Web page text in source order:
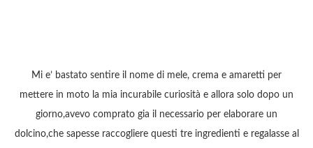
Mi e’ bastato sentire il nome di mele, crema e amaretti per
mettere in moto la mia incurabile curiosità e allora solo dopo un
giorno,avevo comprato gia il necessario per elaborare un
dolcino,che sapesse raccogliere questi tre ingredienti e regalasse al